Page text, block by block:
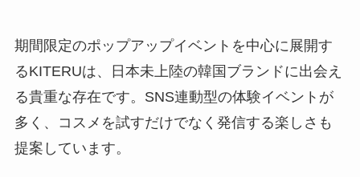
期間限定のポップアップイベントを中心に展開す
るKITERUは、日本未上陸の韓国ブランドに出会え
る貴重な存在です。SNS連動型の体験イベントが
多く、コスメを試すだけでなく発信する楽しさも
提案しています。